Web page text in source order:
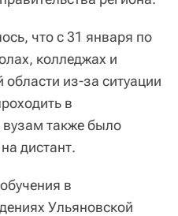
что с 31 января по
колледжах и
из-за ситуации
в
также было
дистант.
в
Ульяновской